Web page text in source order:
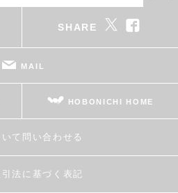
SHARE
MAIL
HOBONICHI HOME
て問い合わせる
法に基づく表記